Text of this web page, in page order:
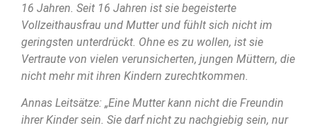
16 Jahren. Seit 16 Jahren ist sie begeisterte
Vollzeithausfrau und Mutter und fühlt sich nicht im
geringsten unterdrückt. Ohne es zu wollen, ist sie
Vertraute von vielen verunsicherten, jungen Müttern, die
nicht mehr mit ihren Kindern zurechtkommen.
Annas Leitsätze: „Eine Mutter kann nicht die Freundin
ihrer Kinder sein. Sie darf nicht zu nachgiebig sein, nur